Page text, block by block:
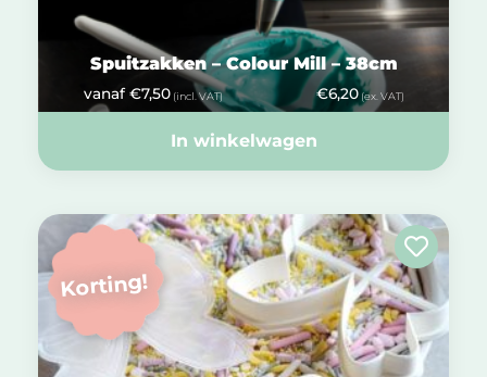
Spuitzakken – Colour Mill – 38cm
vanaf €7,50 (incl. VAT) €6,20 (ex. VAT)
In winkelwagen
Korting!